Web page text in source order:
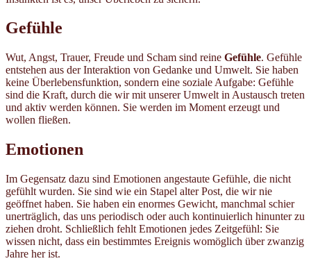
Gefühle
Wut, Angst, Trauer, Freude und Scham sind reine Gefühle. Gefühle
entstehen aus der Interaktion von Gedanke und Umwelt. Sie haben
keine Überlebensfunktion, sondern eine soziale Aufgabe: Gefühle
sind die Kraft, durch die wir mit unserer Umwelt in Austausch treten
und aktiv werden können. Sie werden im Moment erzeugt und
wollen fließen.
Emotionen
Im Gegensatz dazu sind Emotionen angestaute Gefühle, die nicht
gefühlt wurden. Sie sind wie ein Stapel alter Post, die wir nie
geöffnet haben. Sie haben ein enormes Gewicht, manchmal schier
unerträglich, das uns periodisch oder auch kontinuierlich hinunter zu
ziehen droht. Schließlich fehlt Emotionen jedes Zeitgefühl: Sie
wissen nicht, dass ein bestimmtes Ereignis womöglich über zwanzig
Jahre her ist.